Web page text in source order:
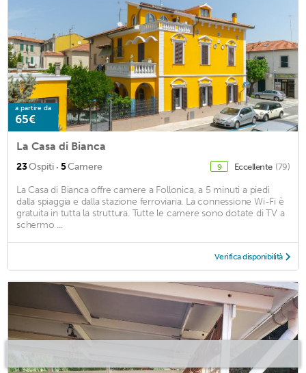
a partire da
65€
La Casa di Bianca
23Ospiti · 5Camere 9 Eccellente (79)
La Casa di Bianca offre camere a Follonica, a 5 minuti a piedi
dalla spiaggia e dalla stazione ferroviaria. La connessione Wi-Fi è
gratuita in tutta la struttura. Tutte le camere sono dotate di TV a
schermo ...
Verifica disponibilità